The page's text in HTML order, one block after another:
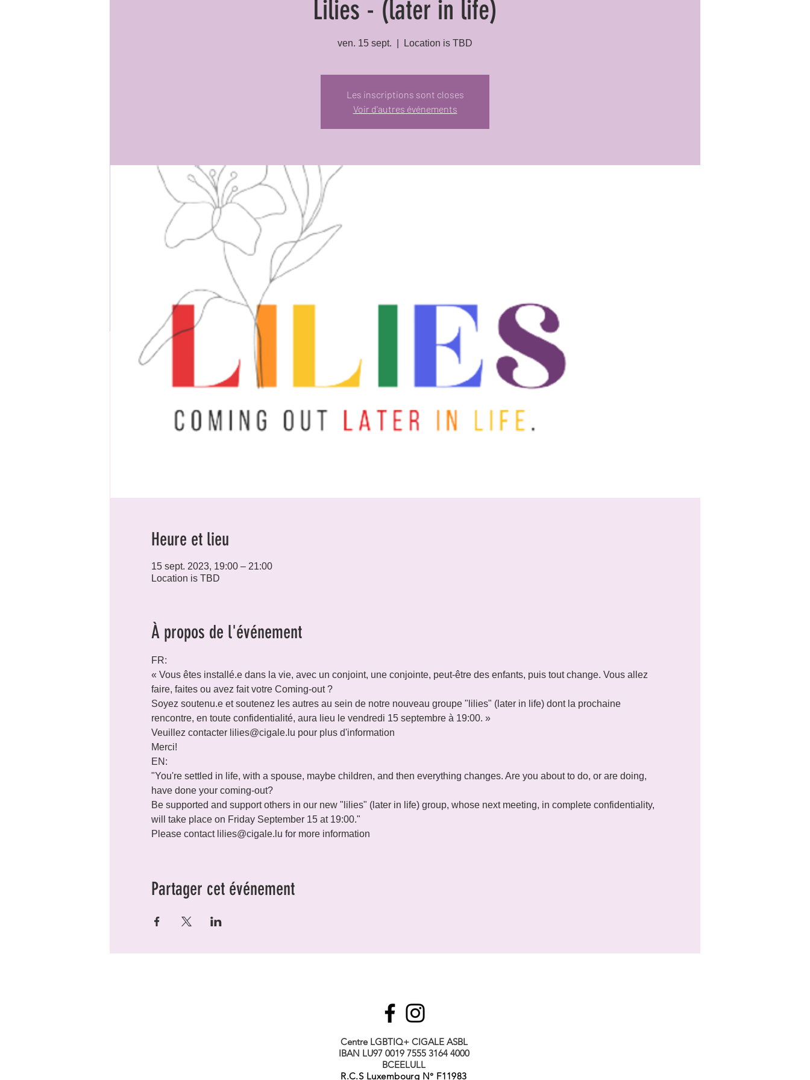
Lilies - (later in life)
ven. 15 sept. Location is TBD
Les inscriptions sont closes
Voir d'autres événements
Heure et lieu
15 sept. 2023, 19:00 – 21:00
Location is TBD
À propos de l'événement
FR:
« Vous êtes installé.e dans la vie, avec un conjoint, une conjointe, peut-être des enfants, puis tout change. Vous allez
faire, faites ou avez fait votre Coming-out ?
Soyez soutenu.e et soutenez les autres au sein de notre nouveau groupe "lilies" (later in life) dont la prochaine
rencontre, en toute confidentialité, aura lieu le vendredi 15 septembre à 19:00. »
Veuillez contacter lilies@cigale.lu pour plus d'information
Merci!
EN:
"You're settled in life, with a spouse, maybe children, and then everything changes. Are you about to do, or are doing,
have done your coming-out?
Be supported and support others in our new "lilies" (later in life) group, whose next meeting, in complete confidentiality,
will take place on Friday September 15 at 19:00."
Please contact lilies@cigale.lu for more information
Partager cet événement
Centre LGBTIQ+ CIGALE ASBL
IBAN LU97 0019 7555 3164 4000
BCEELULL
R.C.S Luxembourg N° F11983